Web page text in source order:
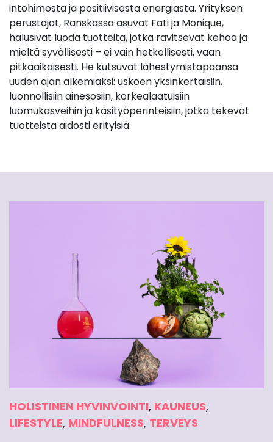
intohimosta ja positiivisesta energiasta. Yrityksen
perustajat, Ranskassa asuvat Fati ja Monique,
halusivat luoda tuotteita, jotka ravitsevat kehoa ja
mieltä syvällisesti – ei vain hetkellisesti, vaan
pitkäaikaisesti. He kutsuvat lähestymistapaansa
uuden ajan alkemiaksi: uskoen yksinkertaisiin,
luonnollisiin ainesosiin, korkealaatuisiin
luomukasveihin ja käsityöperinteisiin, jotka tekevät
tuotteista aidosti erityisiä.
HOLISTINEN HYVINVOINTI, KAUNEUS,
LIFESTYLE, MINDFULNESS, TERVEYS